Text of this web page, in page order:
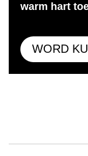
warm hart
WORD